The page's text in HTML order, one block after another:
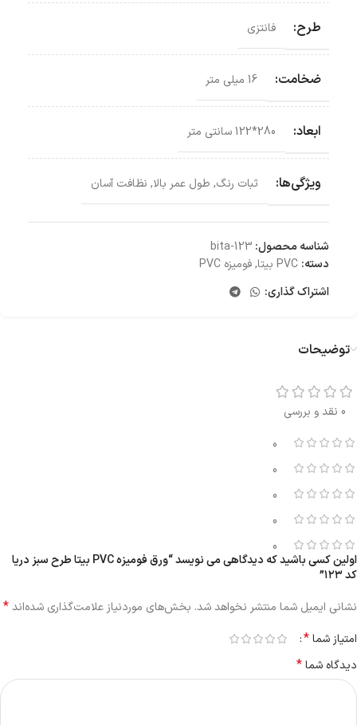
طرح: فانتزی
ضخامت: 16 میلی متر
ابعاد: 280*122 سانتی‌ متر
ویژگی‌ها: ثبات رنگ, طول عمر بالا, نظافت آسان
شناسه محصول: bita-123
دسته: PVC بیتا ,فومیزه PVC
اشتراک گذاری:
توضیحات
0 نقد و بررسی
0
0
0
0
0
اولین کسی باشید که دیدگاهی می نویسد “ورق فومیزه PVC بیتا طرح سبز دریا
کد ۱۲۳”
نشانی ایمیل شما منتشر نخواهد شد. بخش‌های موردنیاز علامت‌گذاری شده‌اند*
امتیاز شما*
دیدگاه شما*